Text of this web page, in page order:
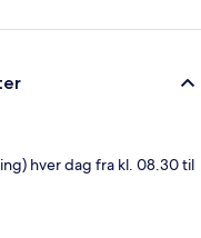
hver dag fra kl. 08.30 til